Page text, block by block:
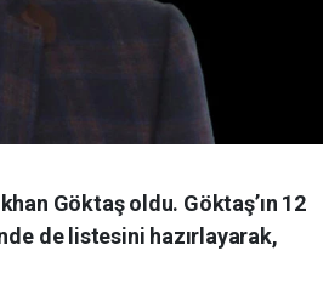
Göktaş oldu. Göktaş’ın 12
de listesini hazırlayarak,